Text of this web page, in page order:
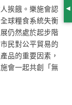
挨餓。樂施會認
球糧食系統失衡
仍然處於起步階
民對公平貿易的
品的重要因素，
會一起共創「無